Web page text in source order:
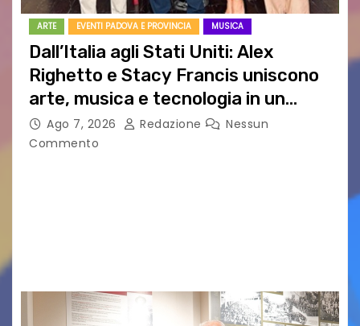
ARTE EVENTI PADOVA E PROVINCIA MUSICA
Dall’Italia agli Stati Uniti: Alex
Righetto e Stacy Francis uniscono
arte, musica e tecnologia in un
nuovo progetto internazionale”
Ago 7, 2026 Redazione
Nessun
Commento